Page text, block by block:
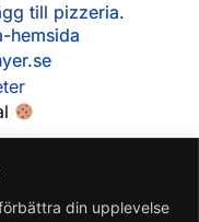
din upplevelse
till pizzeria.
hemsida